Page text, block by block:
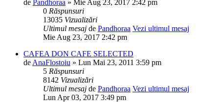
de Pandhoraa » Mie Aug 23, 2017 2:42 pm
0 Răspunsuri
13035 Vizualizări
Ultimul mesaj de Pandhoraa Vezi ultimul mesaj
Mie Aug 23, 2017 2:42 pm
CAFEA DON CAFE SELECTED
de AnaFlostoiu » Lun Mai 23, 2011 3:59 pm
5 Răspunsuri
8142 Vizualizări
Ultimul mesaj de Pandhoraa Vezi ultimul mesaj
Lun Apr 03, 2017 3:49 pm